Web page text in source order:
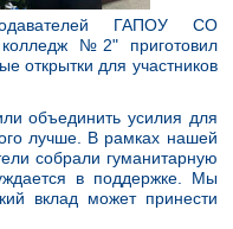
ГАПОУ СО
колледж №2" приготовил
открытки для участников
объединить усилия для
лучше. В рамках нашей
собрали гуманитарную
в поддержке. Мы
вклад может принести